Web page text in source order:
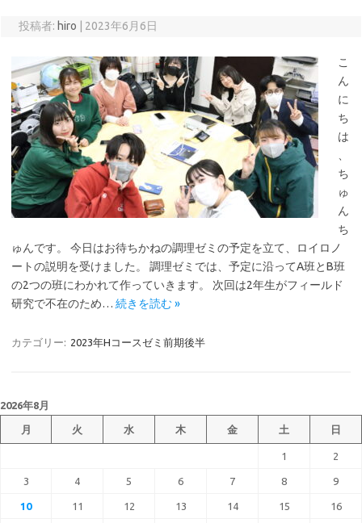
投稿者: hiro 2023年6月6日
こ
ん
に
ち
は
ち
ゅ
ん
ち
ゅんです。 今日はお待ちかねの調理ゼミの予定を立て、ロイロノ
ートの説明を受けました。 調理ゼミでは、予定に沿ってA班とB班
の2つの班にわかれて作っていきます。 次回は2年生がフィールド
研究で不在のため… 続きを読む »
カテゴリー: 2023年Hコースゼミ前期後半
2026年8月
月 火 水 木 金 土 日
1 2
3 4 5 6 7 8 9
10 11 12 13 14 15 16